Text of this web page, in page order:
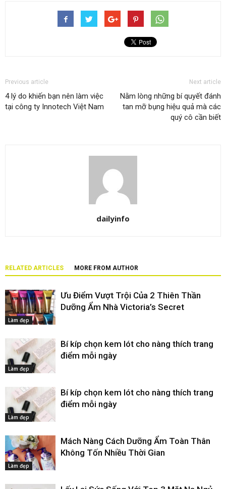
Previous article
4 lý do khiến bạn nên làm việc
tại công ty Innotech Việt Nam
Next article
Nằm lòng những bí quyết đánh
tan mỡ bụng hiệu quả mà các
quý cô cần biết
dailyinfo
RELATED ARTICLES MORE FROM AUTHOR
Làm đẹp
Ưu Điểm Vượt Trội Của 2 Thiên Thần
Dưỡng Ẩm Nhà Victoria’s Secret
Làm đẹp
Bí kíp chọn kem lót cho nàng thích trang
điểm mỗi ngày
Làm đẹp
Bí kíp chọn kem lót cho nàng thích trang
điểm mỗi ngày
Làm đẹp
Mách Nàng Cách Dưỡng Ẩm Toàn Thân
Không Tốn Nhiều Thời Gian